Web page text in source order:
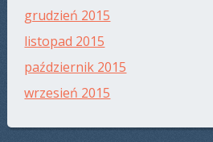
grudzień 2015
listopad 2015
październik 2015
wrzesień 2015